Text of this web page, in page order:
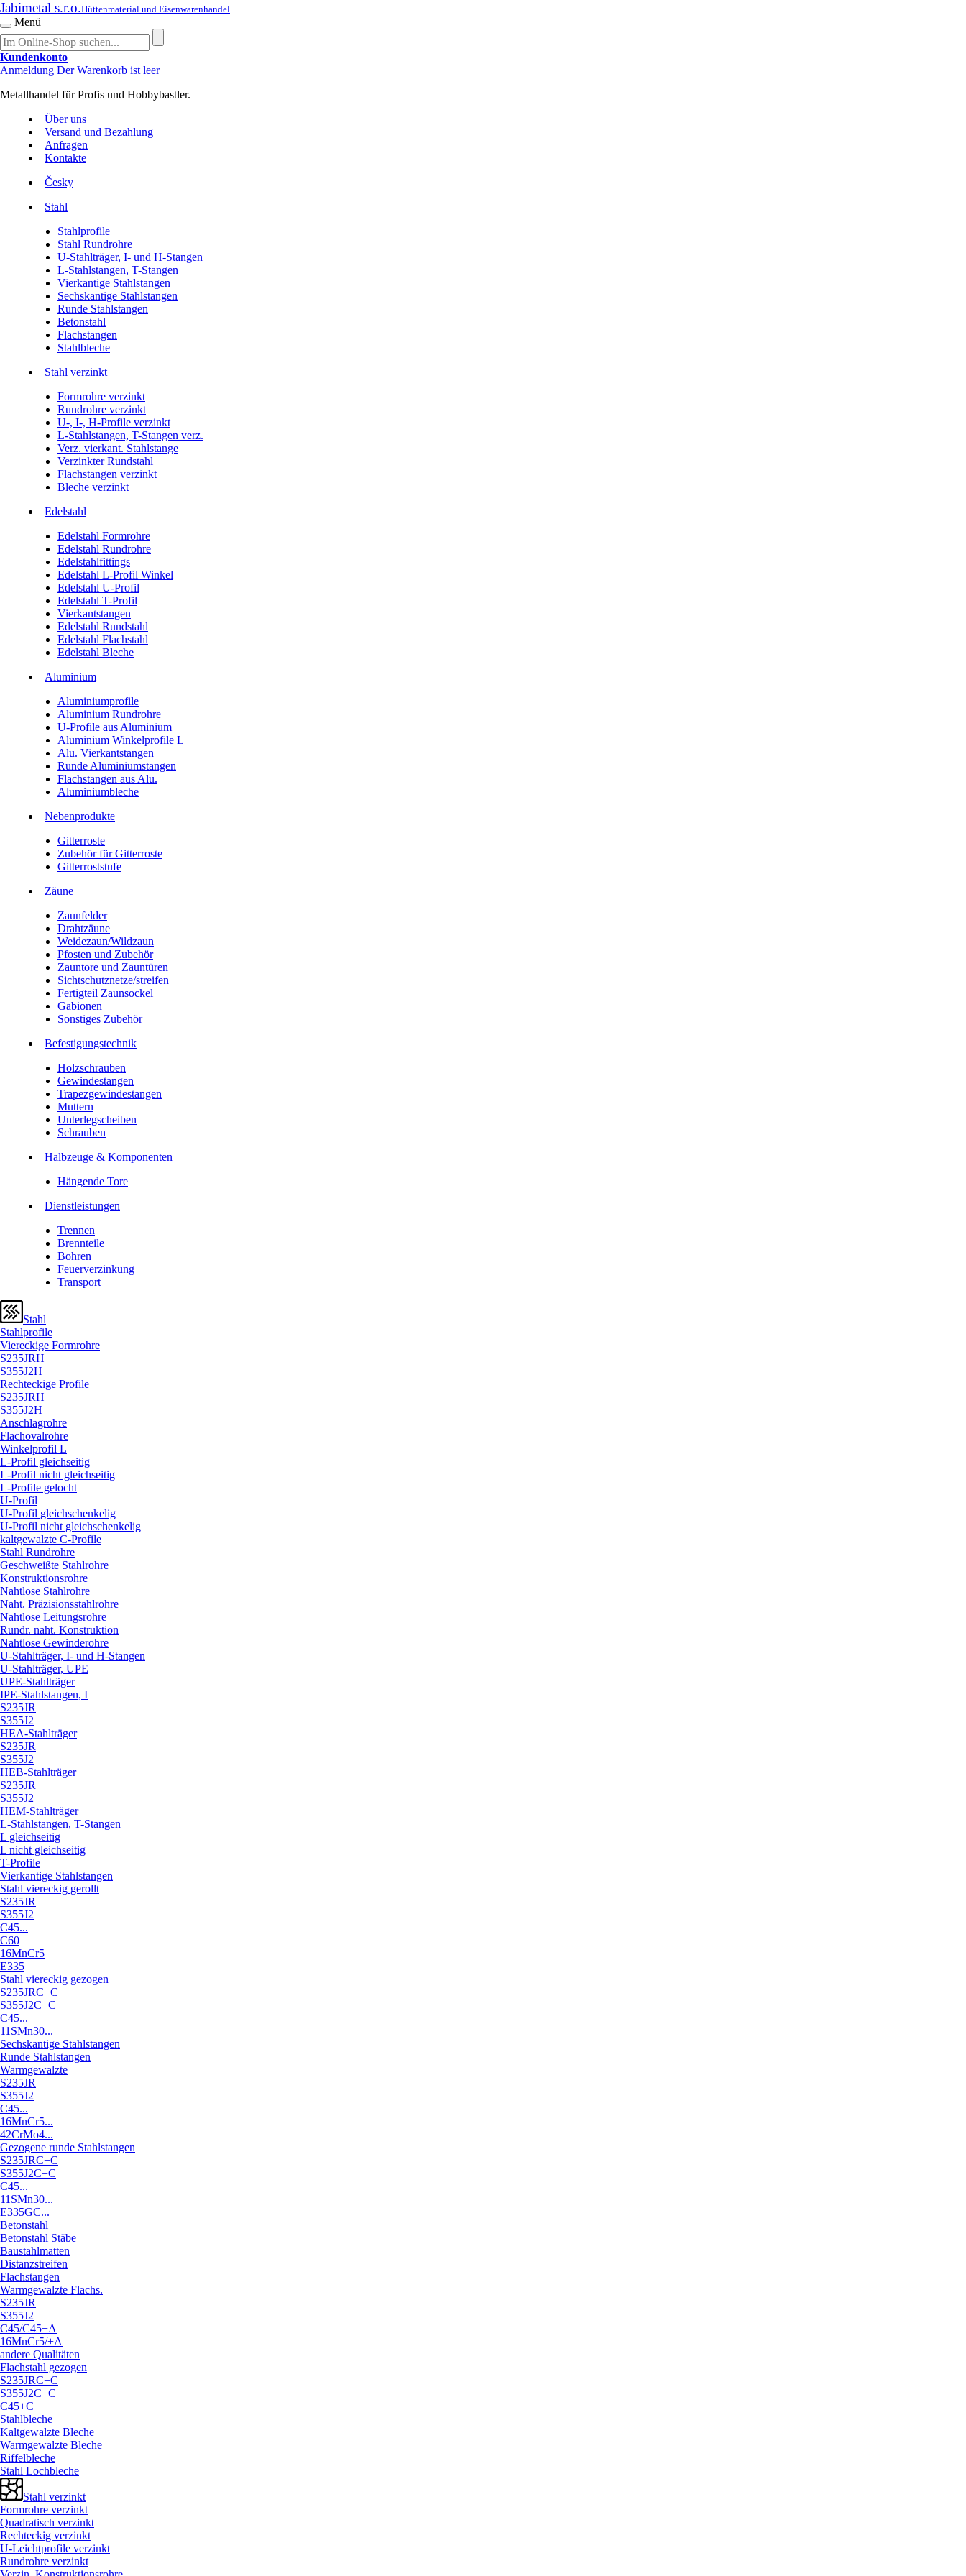
Jabimetal s.r.o.Hüttenmaterial und Eisenwarenhandel
Menü
Kundenkonto
Anmeldung Der Warenkorb ist leer
Metallhandel für Profis und Hobbybastler.
Über uns
Versand und Bezahlung
Anfragen
Kontakte
Česky
Stahl
Stahlprofile
Stahl Rundrohre
U-Stahlträger, I- und H-Stangen
L-Stahlstangen, T-Stangen
Vierkantige Stahlstangen
Sechskantige Stahlstangen
Runde Stahlstangen
Betonstahl
Flachstangen
Stahlbleche
Stahl verzinkt
Formrohre verzinkt
Rundrohre verzinkt
U-, I-, H-Profile verzinkt
L-Stahlstangen, T-Stangen verz.
Verz. vierkant. Stahlstange
Verzinkter Rundstahl
Flachstangen verzinkt
Bleche verzinkt
Edelstahl
Edelstahl Formrohre
Edelstahl Rundrohre
Edelstahlfittings
Edelstahl L-Profil Winkel
Edelstahl U-Profil
Edelstahl T-Profil
Vierkantstangen
Edelstahl Rundstahl
Edelstahl Flachstahl
Edelstahl Bleche
Aluminium
Aluminiumprofile
Aluminium Rundrohre
U-Profile aus Aluminium
Aluminium Winkelprofile L
Alu. Vierkantstangen
Runde Aluminiumstangen
Flachstangen aus Alu.
Aluminiumbleche
Nebenprodukte
Gitterroste
Zubehör für Gitterroste
Gitterroststufe
Zäune
Zaunfelder
Drahtzäune
Weidezaun/Wildzaun
Pfosten und Zubehör
Zauntore und Zauntüren
Sichtschutznetze/streifen
Fertigteil Zaunsockel
Gabionen
Sonstiges Zubehör
Befesti­gungstechnik
Holzschrauben
Gewindestangen
Trapezgewindestangen
Muttern
Unterlegscheiben
Schrauben
Halbzeuge & Komponenten
Hängende Tore
Dienstleistungen
Trennen
Brennteile
Bohren
Feuerverzinkung
Transport
Stahl
Stahlprofile
Viereckige Formrohre
S235JRH
S355J2H
Rechteckige Profile
S235JRH
S355J2H
Anschlagrohre
Flachovalrohre
Winkelprofil L
L-Profil gleichseitig
L-Profil nicht gleichseitig
L-Profile gelocht
U-Profil
U-Profil gleichschenkelig
U-Profil nicht gleichschenkelig
kaltgewalzte C-Profile
Stahl Rundrohre
Geschweißte Stahlrohre
Konstruktionsrohre
Nahtlose Stahlrohre
Naht. Präzisionsstahlrohre
Nahtlose Leitungsrohre
Rundr. naht. Konstruktion
Nahtlose Gewinderohre
U-Stahlträger, I- und H-Stangen
U-Stahlträger, UPE
UPE-Stahlträger
IPE-Stahlstangen, I
S235JR
S355J2
HEA-Stahlträger
S235JR
S355J2
HEB-Stahlträger
S235JR
S355J2
HEM-Stahlträger
L-Stahlstangen, T-Stangen
L gleichseitig
L nicht gleichseitig
T-Profile
Vierkantige Stahlstangen
Stahl viereckig gerollt
S235JR
S355J2
C45...
C60
16MnCr5
E335
Stahl viereckig gezogen
S235JRC+C
S355J2C+C
C45...
11SMn30...
Sechskantige Stahlstangen
Runde Stahlstangen
Warmgewalzte
S235JR
S355J2
C45...
16MnCr5...
42CrMo4...
Gezogene runde Stahlstangen
S235JRC+C
S355J2C+C
C45...
11SMn30...
E335GC...
Betonstahl
Betonstahl Stäbe
Baustahlmatten
Distanzstreifen
Flachstangen
Warmgewalzte Flachs.
S235JR
S355J2
C45/C45+A
16MnCr5/+A
andere Qualitäten
Flachstahl gezogen
S235JRC+C
S355J2C+C
C45+C
Stahlbleche
Kaltgewalzte Bleche
Warmgewalzte Bleche
Riffelbleche
Stahl Lochbleche
Stahl verzinkt
Formrohre verzinkt
Quadratisch verzinkt
Rechteckig verzinkt
U-Leichtprofile verzinkt
Rundrohre verzinkt